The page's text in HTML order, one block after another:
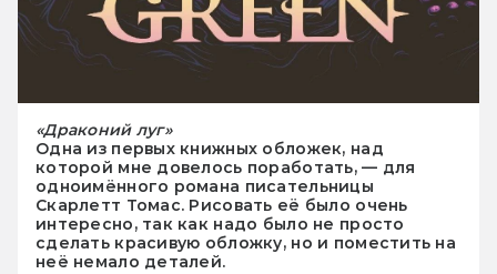
«Драконий луг»
Одна из первых книжных обложек, над
которой мне довелось поработать, — для
одноимённого романа писательницы
Скарлетт Томас. Рисовать её было очень
интересно, так как надо было не просто
сделать красивую обложку, но и поместить на
неё немало деталей.